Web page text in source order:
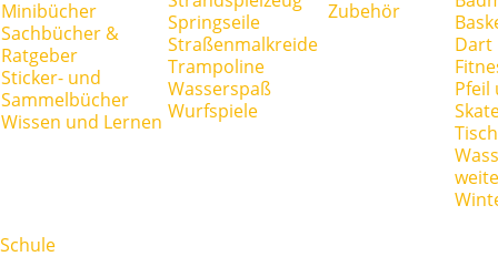
Minibücher
Sachbücher &
Ratgeber
Sticker- und
Sammelbücher
Wissen und Lernen
Springseile
Straßenmalkreide
Trampoline
Wasserspaß
Wurfspiele
Zubehör
Dart
Pfeil
Schule